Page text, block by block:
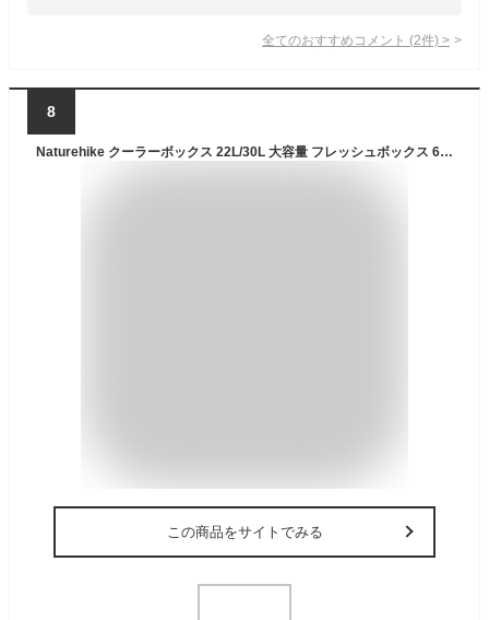
全てのおすすめコメント (2件) >
8
Naturehike クーラーボックス 22L/30L 大容量 フレッシュボックス 6面EPS充填断熱材 36時間 抗菌 長期冷蔵と鮮度保持 ポータブル アウトドア キャンプ 旅行 登山 公園 (22L, ベージュグレー)
この商品をサイトでみる